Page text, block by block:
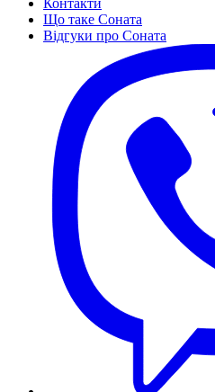
Що таке Соната
Відгуки про Соната